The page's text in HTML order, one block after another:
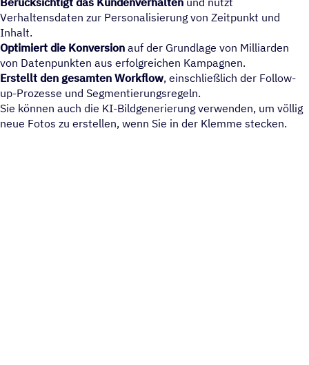
Verhaltensdaten zur Personalisierung von Zeitpunkt und
Inhalt.
Optimiert die Konversion auf der Grundlage von Milliarden
von Datenpunkten aus erfolgreichen Kampagnen.
Erstellt den gesamten Workflow, einschließlich der Follow-
up-Prozesse und Segmentierungsregeln.
Sie können auch die KI-Bildgenerierung verwenden, um völlig
neue Fotos zu erstellen, wenn Sie in der Klemme stecken.